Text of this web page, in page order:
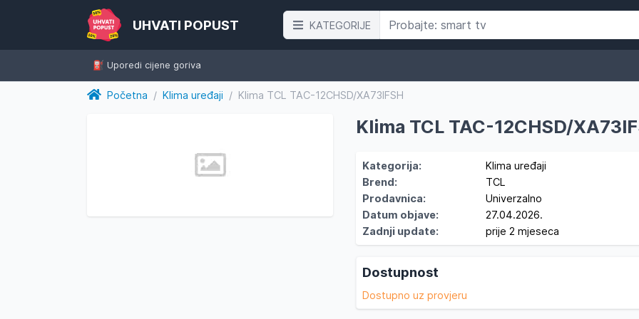
UHVATI POPUST KATEGORIJE
⛽️ Uporedi cijene goriva
Početna / Klima uređaji / Klima TCL TAC-12CHSD/XA73IFSH
Klima TCL TAC-12CHSD/
Kategorija:
Klima uređaji
Brend:
TCL
Prodavnica:
Univerzalno
Datum objave:
27.04.2026.
Zadnji update:
prije 2 mjeseca
Dostupnost
Dostupno uz provjeru